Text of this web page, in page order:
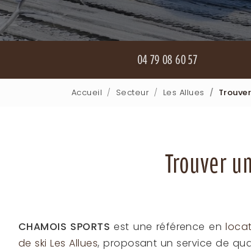
04 79 08 60 57
Accueil Secteur Les Allues
Trouver
CHAMOIS SPORTS est une référence en
de ski Les Allues, proposant un service de